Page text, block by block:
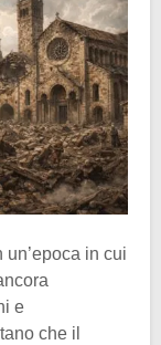
un’epoca in cui
e
che il